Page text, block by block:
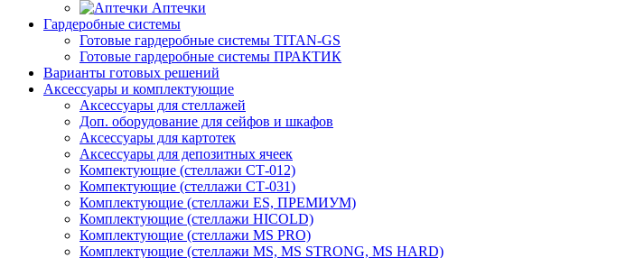
Аптечки
Гардеробные системы
Готовые гардеробные системы TITAN-GS
Готовые гардеробные системы ПРАКТИК
Варианты готовых решений
Аксессуары и комплектующие
Аксессуары для стеллажей
Доп. оборудование для сейфов и шкафов
Аксессуары для картотек
Аксессуары для депозитных ячеек
Компектующие (стеллажи СТ-012)
Компектующие (стеллажи СТ-031)
Комплектующие (стеллажи ES, ПРЕМИУМ)
Комплектующие (стеллажи HICOLD)
Комплектующие (стеллажи MS PRO)
Комплектующие (стеллажи MS, MS STRONG, MS HARD)